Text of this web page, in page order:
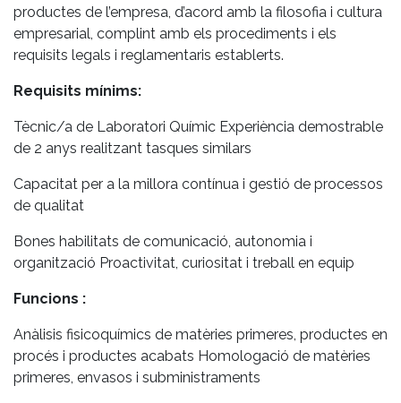
productes de l’empresa, d’acord amb la filosofia i cultura
empresarial, complint amb els procediments i els
requisits legals i reglamentaris establerts.
Requisits mínims:
Tècnic/a de Laboratori Químic Experiència demostrable
de 2 anys realitzant tasques similars
Capacitat per a la millora contínua i gestió de processos
de qualitat
Bones habilitats de comunicació, autonomia i
organització Proactivitat, curiositat i treball en equip
Funcions :
Anàlisis fisicoquímics de matèries primeres, productes en
procés i productes acabats Homologació de matèries
primeres, envasos i subministraments